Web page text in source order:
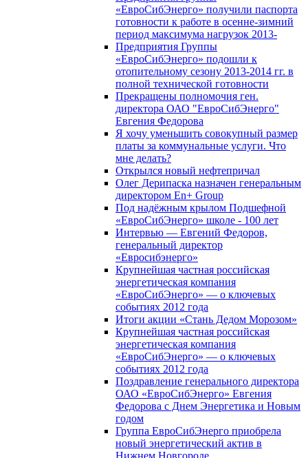
«ЕвроСибЭнерго» получили паспорта
готовности к работе в осенне-зимний
период максимума нагрузок 2013-
Предприятия Группы
«ЕвроСибЭнерго» подошли к
отопительному сезону 2013-2014 гг. в
полной технической готовности
Прекращены полномочия ген.
директора ОАО "ЕвроСибЭнерго"
Евгения Федорова
Я хочу уменьшить совокупный размер
платы за коммунальные услуги. Что
мне делать?
Открылся новый нефтепричал
Олег Дерипаска назначен генеральным
директором En+ Group
Под надёжным крылом Подшефной
«ЕвроСибЭнерго» школе - 100 лет
Интервью — Евгений Федоров,
генеральный директор
«Евросибэнерго»
Крупнейшая частная российская
энергетическая компания
«ЕвроСибЭнерго» — о ключевых
событиях 2012 года
Итоги акции «Стань Дедом Морозом»
Крупнейшая частная российская
энергетическая компания
«ЕвроСибЭнерго» — о ключевых
событиях 2012 года
Поздравление генерального директора
ОАО «ЕвроСибЭнерго» Евгения
Федорова с Днем Энергетика и Новым
годом
Группа ЕвроСибЭнерго приобрела
новый энергетический актив в